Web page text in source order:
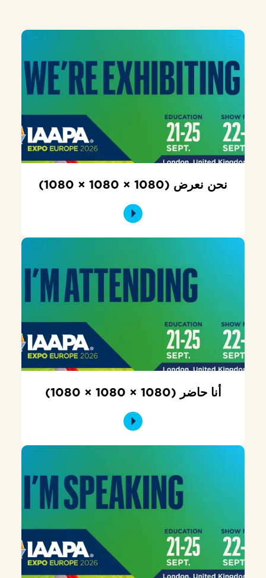
نحن نعرض (1080 × 1080 × 1080)
أنا حاضر (1080 × 1080 × 1080)